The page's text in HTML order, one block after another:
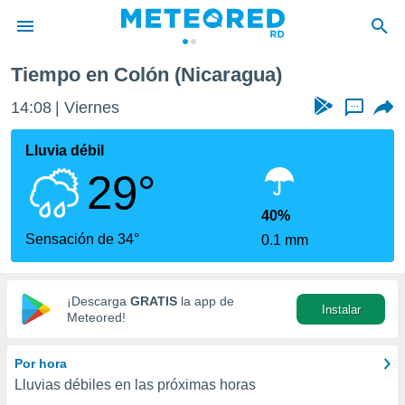
de
ha sido
para
que se
calidad.
a este
las
y
digital
basada
Tiempo en Colón (Nicaragua)
14:08 Viernes ...
Lluvia débil
29°
Sensación de 34°
40%
0.1 mm
¡Descarga GRATIS la app de
Meteored!
Instalar
Por hora
Lluvias débiles en las próximas horas